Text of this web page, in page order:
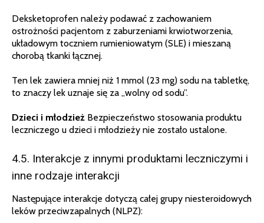
Deksketoprofen należy podawać z zachowaniem
ostrożności pacjentom z zaburzeniami krwiotworzenia,
układowym toczniem rumieniowatym (SLE) i mieszaną
chorobą tkanki łącznej.
Ten lek zawiera mniej niż 1 mmol (23 mg) sodu na tabletkę,
to znaczy lek uznaje się za „wolny od sodu”.
Dzieci i młodzież Bezpieczeństwo stosowania produktu
leczniczego u dzieci i młodzieży nie zostało ustalone.
4.5. Interakcje z innymi produktami leczniczymi i
inne rodzaje interakcji
Następujące interakcje dotyczą całej grupy niesteroidowych
leków przeciwzapalnych (NLPZ):